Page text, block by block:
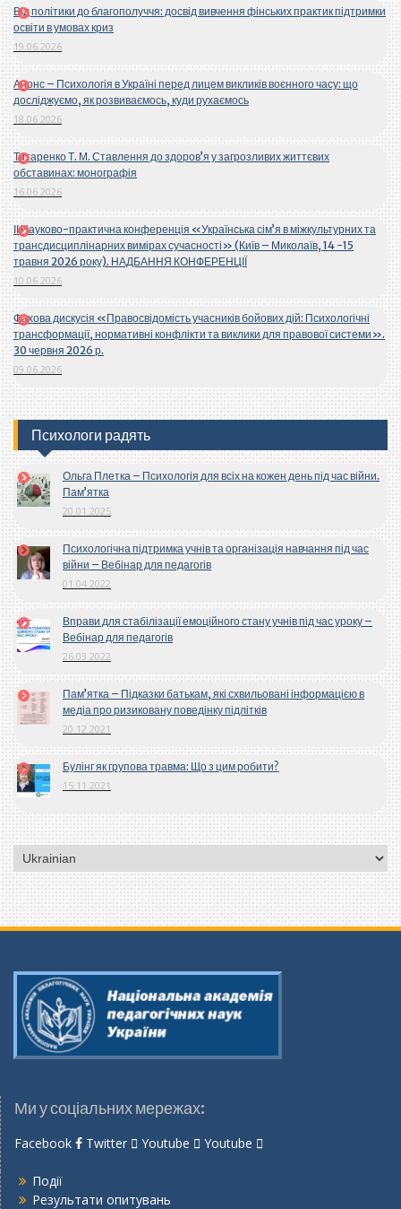
Від політики до благополуччя: досвід вивчення фінських практик підтримки
освіти в умовах криз
19.06.2026
Анонс – Психологія в Україні перед лицем викликів воєнного часу: що
досліджуємо, як розвиваємось, куди рухаємось
18.06.2026
Титаренко Т. М. Ставлення до здоров’я у загрозливих життєвих
обставинах: монографія
16.06.2026
ІІ Науково-практична конференція «Українська сім’я в міжкультурних та
трансдисциплінарних вимірах сучасності» (Київ – Миколаїв, 14 -15
травня 2026 року). НАДБАННЯ КОНФЕРЕНЦІЇ
10.06.2026
Фахова дискусія «Правосвідомість учасників бойових дій: Психологічні
трансформації, нормативні конфлікти та виклики для правової системи».
30 червня 2026 р.
09.06.2026
Психологи радять
Ольга Плетка – Психологія для всіх на кожен день під час війни.
Пам’ятка
20.01.2025
Психологічна підтримка учнів та організація навчання під час
війни – Вебінар для педагогів
01.04.2022
Вправи для стабілізації емоційного стану учнів під час уроку –
Вебінар для педагогів
26.03.2022
Пам’ятка – Підказки батькам, які схвильовані інформацією в
медіа про ризиковану поведінку підлітків
20.12.2021
Булінг як групова травма: Що з цим робити?
15.11.2021
Вибрати
мову
Ми у соціальних мережах:
Facebook Twitter Youtube Youtube
Події
Результати опитувань